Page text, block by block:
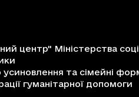
центр" Міністерства
та сімейні
гуманітарної допомоги